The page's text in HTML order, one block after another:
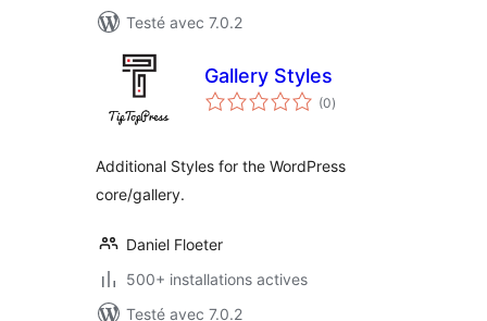
Testé avec 7.0.2
Gallery Styles
(0notes
en
)
Additional Styles for the WordPress
core/gallery.
Daniel Floeter
500+ installations actives
Testé avec 7.0.2